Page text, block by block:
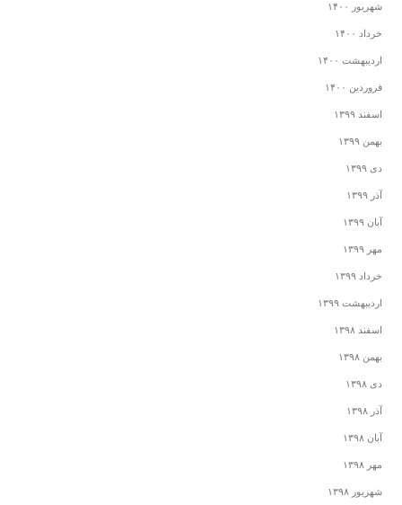
شهریور ۱۴۰۰
خرداد ۱۴۰۰
اردیبهشت ۱۴۰۰
فروردین ۱۴۰۰
اسفند ۱۳۹۹
بهمن ۱۳۹۹
دی ۱۳۹۹
آذر ۱۳۹۹
آبان ۱۳۹۹
مهر ۱۳۹۹
خرداد ۱۳۹۹
اردیبهشت ۱۳۹۹
اسفند ۱۳۹۸
بهمن ۱۳۹۸
دی ۱۳۹۸
آذر ۱۳۹۸
آبان ۱۳۹۸
مهر ۱۳۹۸
شهریور ۱۳۹۸